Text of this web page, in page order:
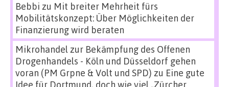
Bebbi zu Mit breiter Mehrheit fürs
Mobilitätskonzept: Über Möglichkeiten der
Finanzierung wird beraten
Mikrohandel zur Bekämpfung des Offenen
Drogenhandels - Köln und Düsseldorf gehen
voran (PM Grpne & Volt und SPD) zu Eine gute
Idee für Dortmund, doch wie viel „Zürcher